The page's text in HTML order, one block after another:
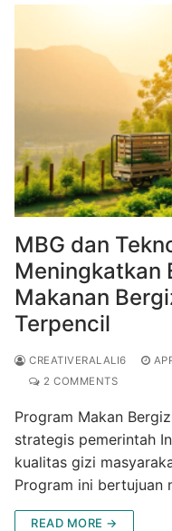
MBG dan
Meningkatkan
Makanan
Terpencil
CREATIVERALALI6
2 COMMENTS
Program Makan
strategis pemerintah
kualitas gizi
Program ini bertujuan
READ MORE →